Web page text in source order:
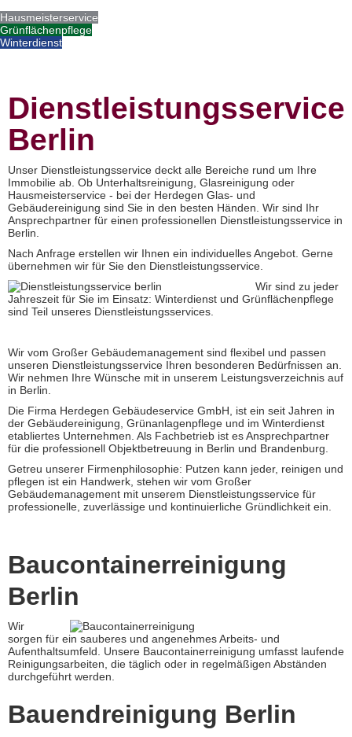
Hausmeisterservice
Grünflächenpflege
Winterdienst
Dienstleistungsservice
Berlin
Unser Dienstleistungsservice deckt alle Bereiche rund um Ihre
Immobilie ab. Ob Unterhaltsreinigung, Glasreinigung oder
Hausmeisterservice - bei der Herdegen Glas- und
Gebäudereinigung sind Sie in den besten Händen. Wir sind Ihr
Ansprechpartner für einen professionellen Dienstleistungsservice in
Berlin.
Nach Anfrage erstellen wir Ihnen ein individuelles Angebot. Gerne
übernehmen wir für Sie den Dienstleistungsservice.
Wir sind zu jeder
Jahreszeit für Sie im Einsatz: Winterdienst und Grünflächenpflege
sind Teil unseres Dienstleistungsservices.
Wir vom Großer Gebäudemanagement sind flexibel und passen
unseren Dienstleistungsservice Ihren besonderen Bedürfnissen an.
Wir nehmen Ihre Wünsche mit in unserem Leistungsverzeichnis auf
in Berlin.
Die Firma Herdegen Gebäudeservice GmbH, ist ein seit Jahren in
der Gebäudereinigung, Grünanlagenpflege und im Winterdienst
etabliertes Unternehmen. Als Fachbetrieb ist es Ansprechpartner
für die professionell Objektbetreuung in Berlin und Brandenburg.
Getreu unserer Firmenphilosophie: Putzen kann jeder, reinigen und
pflegen ist ein Handwerk, stehen wir vom Großer
Gebäudemanagement mit unserem Dienstleistungsservice für
professionelle, zuverlässige und kontinuierliche Gründlichkeit ein.
Baucontainerreinigung
Berlin
Wir
sorgen für ein sauberes und angenehmes Arbeits- und
Aufenthaltsumfeld. Unsere Baucontainerreinigung umfasst laufende
Reinigungsarbeiten, die täglich oder in regelmäßigen Abständen
durchgeführt werden.
Bauendreinigung Berlin